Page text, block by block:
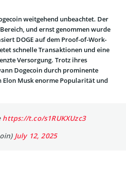
weitgehend unbeachtet. Der
und ernst genommen wurde
DOGE auf dem Proof-of-Work-
schnelle Transaktionen und eine
Versorgung. Trotz ihres
Dogecoin durch prominente
Musk enorme Popularität und
https://t.co/s1RUKXUzc3
July 12, 2025